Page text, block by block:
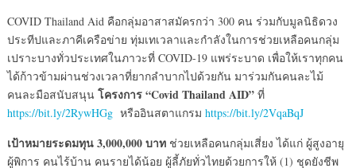
COVID Thailand Aid คือกลุ่มอาสาสมัครกว่า 300 คน ร่วมกับมูลนิธิดวง
ประทีปและภาคีเครือข่าย ทุ่มเทเวลาและกำลังในการช่วยเหลือคนกลุ่ม
เปราะบางทั่วประเทศในภาวะที่ COVID-19 แพร่ระบาด เพื่อให้เราทุกคน
ได้ก้าวข้ามผ่านช่วงเวลาที่ยากลำบากไปด้วยกัน มาร่วมกันคนละไม้
คนละมือสนับสนุน โครงการ “Covid Thailand AID”ที่
https://bit.ly/2RywHGgหรืออินสตาแกรม https://bit.ly/2VqaBqJ
เป้าหมายระดมทุน 3,000,000 บาทช่วยเหลือคนกลุ่มเสี่ยง ได้แก่ ผู้สูงอายุ
ผู้พิการ คนไร้บ้าน คนรายได้น้อย ผู้ลี้ภัยทั่วไทยด้วยการให้ (1) ชุดยังชีพ